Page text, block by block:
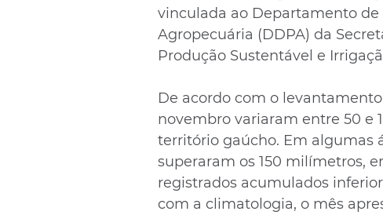
vinculada ao Departamento de
Agropecuária (DDPA) da
Produção Sustentável e
De acordo com o
novembro variaram entre 50 e
território gaúcho. Em algumas
superaram os 150 milímetros,
registrados acumulados
com a climatologia, o mês